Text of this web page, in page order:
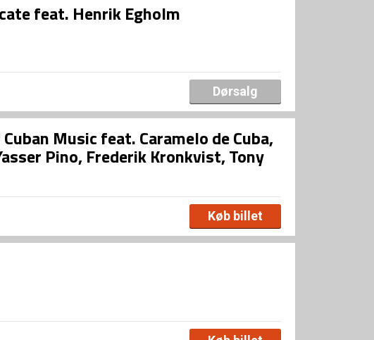
feat. Henrik Egholm
Dørsalg
Music feat. Caramelo de Cuba,
Pino, Frederik Kronkvist, Tony
Køb billet